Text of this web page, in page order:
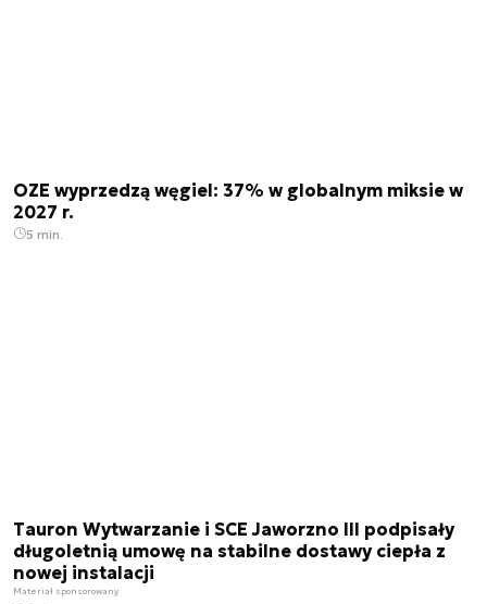
OZE wyprzedzą węgiel: 37% w globalnym miksie w
2027 r.
5 min.
Tauron Wytwarzanie i SCE Jaworzno III podpisały
długoletnią umowę na stabilne dostawy ciepła z
nowej instalacji
Materiał sponsorowany